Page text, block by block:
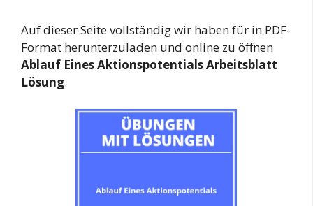
Auf dieser Seite vollständig wir haben für in PDF-
Format herunterzuladen und online zu öffnen
Ablauf Eines Aktionspotentials Arbeitsblatt
Lösung.